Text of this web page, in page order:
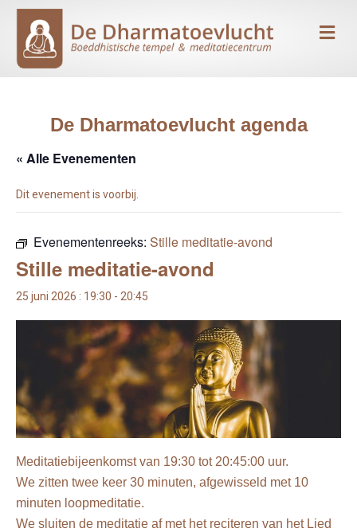
De Dharmatoevlucht agenda
« Alle Evenementen
Dit evenement is voorbij.
Evenementenreeks: Stille meditatie-avond
Stille meditatie-avond
25 juni 2026 : 19:30 - 20:45
Meditatiebijeenkomst van 19:30 tot 20:45:00 uur.
We zitten twee keer 30 minuten, afgewisseld met 10
minuten loopmeditatie.
We sluiten de meditatie af met het reciteren van het Lied